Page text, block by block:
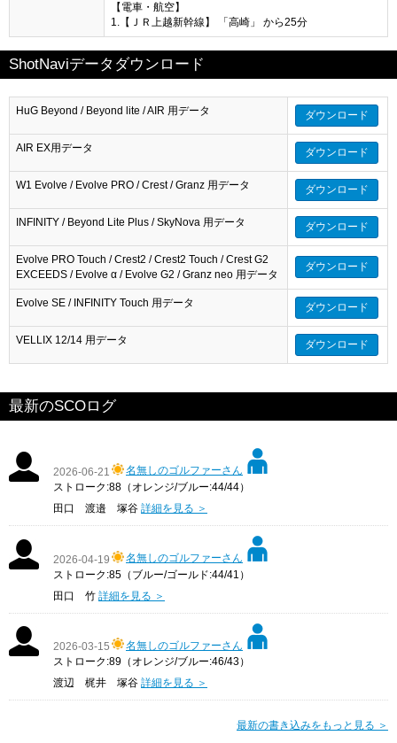
【電車・航空】
1.【ＪＲ上越新幹線】 「高崎」 から25分
ShotNaviデータダウンロード
HuG Beyond / Beyond lite / AIR 用データ ダウンロード
AIR EX用データ ダウンロード
W1 Evolve / Evolve PRO / Crest / Granz 用データ ダウンロード
INFINITY / Beyond Lite Plus / SkyNova 用データ ダウンロード
Evolve PRO Touch / Crest2 / Crest2 Touch / Crest G2
EXCEEDS / Evolve α / Evolve G2 / Granz neo 用データ
ダウンロード
Evolve SE / INFINITY Touch 用データ ダウンロード
VELLIX 12/14 用データ ダウンロード
最新のSCOログ
2026-06-21
名無しのゴルファーさん
ストローク:88（オレンジ/ブルー:44/44）
田口 渡邉 塚谷 詳細を見る ＞
2026-04-19
名無しのゴルファーさん
ストローク:85（ブルー/ゴールド:44/41）
田口 竹 詳細を見る ＞
2026-03-15
名無しのゴルファーさん
ストローク:89（オレンジ/ブルー:46/43）
渡辺 梶井 塚谷 詳細を見る ＞
最新の書き込みをもっと見る ＞